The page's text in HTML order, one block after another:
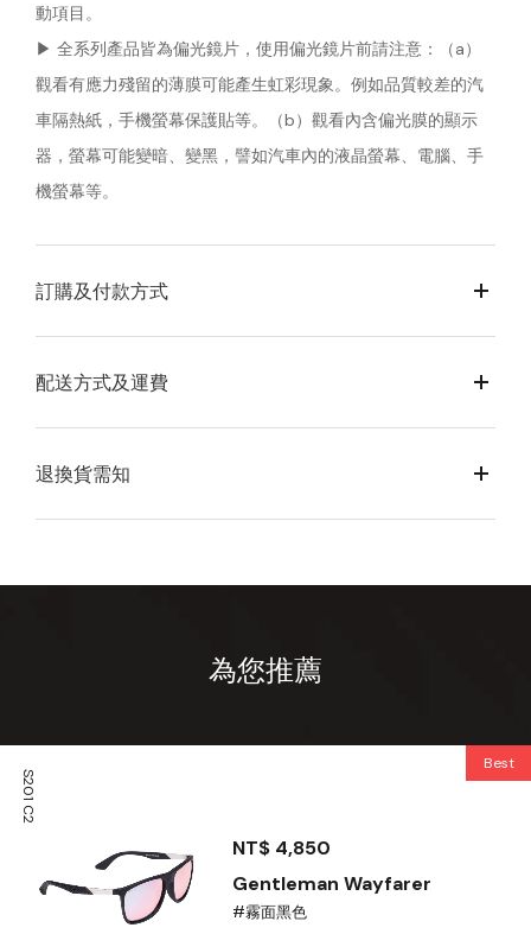
動項目。
▶︎ 全系列產品皆為偏光鏡片，使用偏光鏡片前請注意：（a）
觀看有應力殘留的薄膜可能產生虹彩現象。例如品質較差的汽
車隔熱紙，手機螢幕保護貼等。（b）觀看內含偏光膜的顯示
器，螢幕可能變暗、變黑，譬如汽車內的液晶螢幕、電腦、手
機螢幕等。
訂購及付款方式
配送方式及運費
退換貨需知
為您推薦
S201 C2
Best
NT$ 4,850
Gentleman Wayfarer
#霧面黑色